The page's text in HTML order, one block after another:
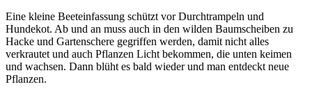
Eine kleine Beeteinfassung schützt vor Durchtrampeln und
Hundekot. Ab und an muss auch in den wilden Baumscheiben zu
Hacke und Gartenschere gegriffen werden, damit nicht alles
verkrautet und auch Pflanzen Licht bekommen, die unten keimen
und wachsen. Dann blüht es bald wieder und man entdeckt neue
Pflanzen.